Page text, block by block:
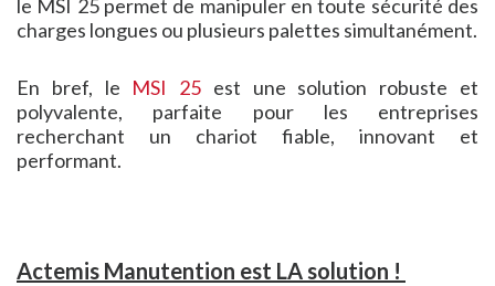
le MSI 25 permet de manipuler en toute sécurité des
charges longues ou plusieurs palettes simultanément.
En bref, le MSI 25 est une solution robuste et
polyvalente, parfaite pour les entreprises
recherchant un chariot fiable, innovant et
performant.
Actemis Manutention est LA solution !